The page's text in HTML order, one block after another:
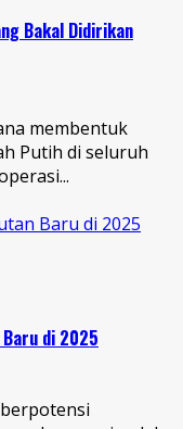
Bakal Didirikan
membentuk
Putih di seluruh
Baru di 2025
di 2025